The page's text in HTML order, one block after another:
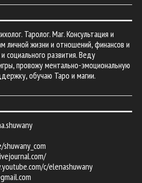
Таролог. Маг. Консультация и
личной жизни и отношений, финансов и
социального развития. Веду
провожу ментально-эмоциональную
обучаю Таро и магии.
c/elenashuwany